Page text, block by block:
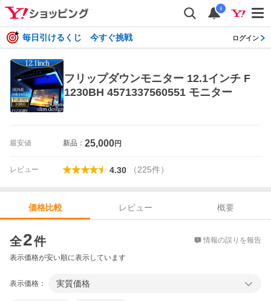
i
毎日引けるくじ 今すぐ挑戦 ログイン
フリップダウンモニター 12.1インチ F
1230BH 4571337560551 モニター
最安値 新品： 25,000円
レビュー 4.30 （225件）
価格比較 レビュー
概要
全2件 情報の誤りを報告
表示価格が安い順に表示しています
表示価格： 実質価格